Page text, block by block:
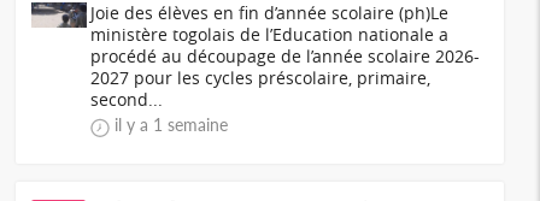
Joie des élèves en fin d’année scolaire (ph)Le
ministère togolais de l’Education nationale a
procédé au découpage de l’année scolaire 2026-
2027 pour les cycles préscolaire, primaire,
second...
il y a 1 semaine